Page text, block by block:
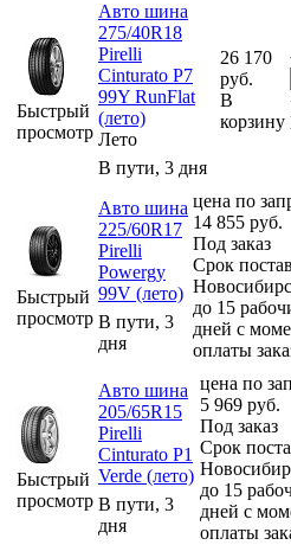
Быстрый
просмотр
Авто шина
275/40R18
Pirelli
Cinturato P7
99Y RunFlat
(лето)
Лето
В пути, 3 дня
26 170
руб.
В
корзину
Быстрый
просмотр
Авто шина
225/60R17
Pirelli
Powergy
99V (лето)
В пути, 3
дня
цена по
14 855 руб.
Под заказ
Срок
до 15
дней с
оплаты
Быстрый
просмотр
Авто шина
205/65R15
Pirelli
Cinturato P1
Verde (лето)
В пути, 3
дня
цена по
5 969 руб.
Под заказ
Срок
до 15
дней с
оплаты